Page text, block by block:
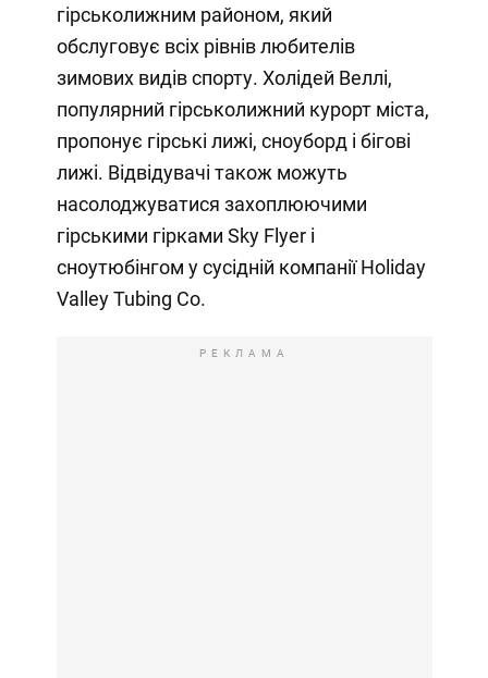
гірськолижним районом, який
обслуговує всіх рівнів любителів
зимових видів спорту. Холідей Веллі,
популярний гірськолижний курорт міста,
пропонує гірські лижі, сноуборд і бігові
лижі. Відвідувачі також можуть
насолоджуватися захоплюючими
гірськими гірками Sky Flyer і
сноутюбінгом у сусідній компанії Holiday
Valley Tubing Co.
РЕКЛАМА